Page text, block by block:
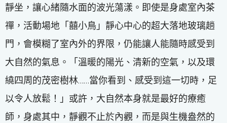
靜坐，讓心緒隨水面的波光蕩漾。即使是身處室內茶
禪，活動場地「囍小鳥」靜心中心的超大落地玻璃趟
門，會模糊了室內外的界限，仍能讓人能隨時感受到
大自然的氣息。「溫暖的陽光、清新的空氣，以及環
繞四周的茂密樹林……當你看到、感受到這一切時，足
以令人放鬆！」或許，大自然本身就是最好的療癒
師，身處其中，靜觀不止於內觀，而是與生機盎然的